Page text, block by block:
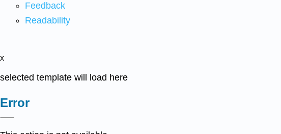
Feedback
Readability
x
selected template will load here
Error